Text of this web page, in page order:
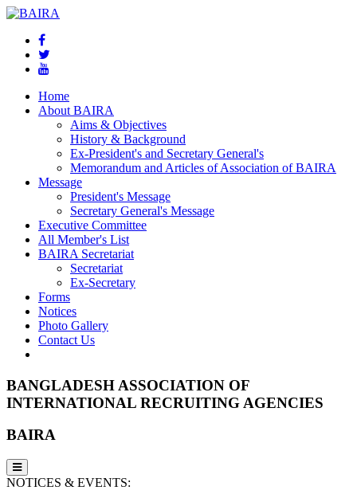
Home
About BAIRA
Aims & Objectives
History & Background
Ex-President's and Secretary General's
Memorandum and Articles of Association of BAIRA
Message
President's Message
Secretary General's Message
Executive Committee
All Member's List
BAIRA Secretariat
Secretariat
Ex-Secretary
Forms
Notices
Photo Gallery
Contact Us
BANGLADESH ASSOCIATION OF
INTERNATIONAL RECRUITING AGENCIES
BAIRA
NOTICES & EVENTS: